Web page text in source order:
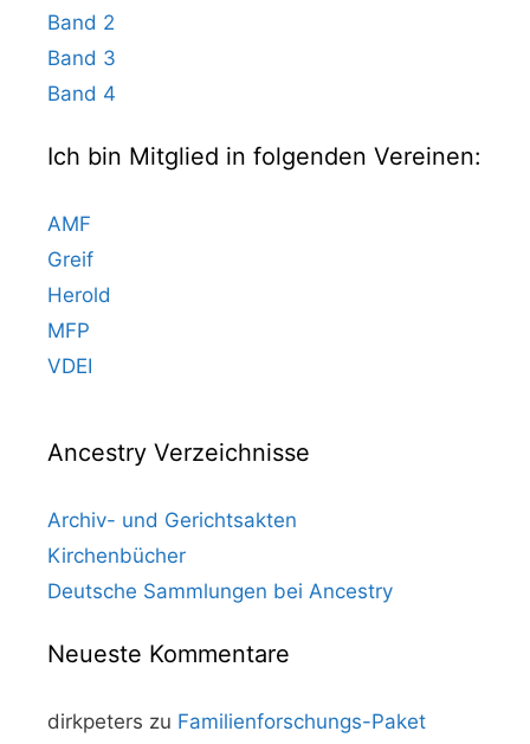
Band 2
Band 3
Band 4
Ich bin Mitglied in folgenden Vereinen:
AMF
Greif
Herold
MFP
VDEI
Ancestry Verzeichnisse
Archiv- und Gerichtsakten
Kirchenbücher
Deutsche Sammlungen bei Ancestry
Neueste Kommentare
dirkpeters zu Familienforschungs-Paket